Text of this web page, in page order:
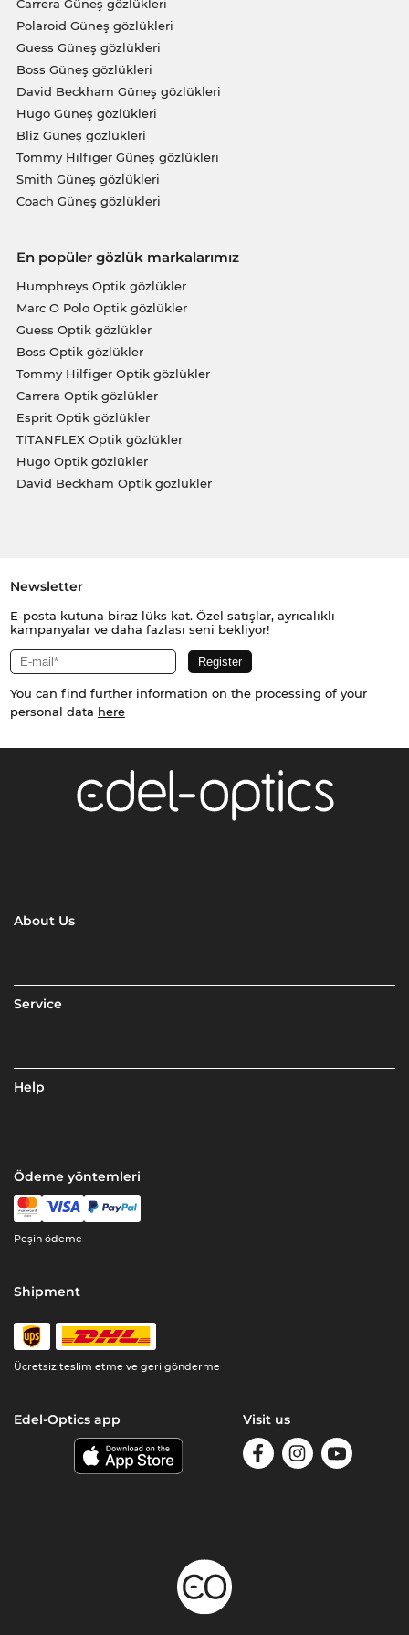
Carrera Güneş gözlükleri
Polaroid Güneş gözlükleri
Guess Güneş gözlükleri
Boss Güneş gözlükleri
David Beckham Güneş gözlükleri
Hugo Güneş gözlükleri
Bliz Güneş gözlükleri
Tommy Hilfiger Güneş gözlükleri
Smith Güneş gözlükleri
Coach Güneş gözlükleri
En popüler gözlük markalarımız
Humphreys Optik gözlükler
Marc O Polo Optik gözlükler
Guess Optik gözlükler
Boss Optik gözlükler
Tommy Hilfiger Optik gözlükler
Carrera Optik gözlükler
Esprit Optik gözlükler
TITANFLEX Optik gözlükler
Hugo Optik gözlükler
David Beckham Optik gözlükler
Newsletter
E-posta kutuna biraz lüks kat. Özel satışlar, ayrıcalıklı
kampanyalar ve daha fazlası seni bekliyor!
You can find further information on the processing of your
personal data here
About Us
Service
Help
Ödeme yöntemleri
Peşin ödeme
Shipment
Ücretsiz teslim etme ve geri gönderme
Edel-Optics app Visit us